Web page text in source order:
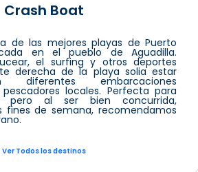
Crash Boat
de las mejores playas de Puerto
en el pueblo de Aguadilla.
el surfing y otros deportes
derecha de la playa solia estar
diferentes embarcaciones
locales. Perfecta para
al ser bien concurrida,
fines de semana, recomendamos
Ver Todos los destinos